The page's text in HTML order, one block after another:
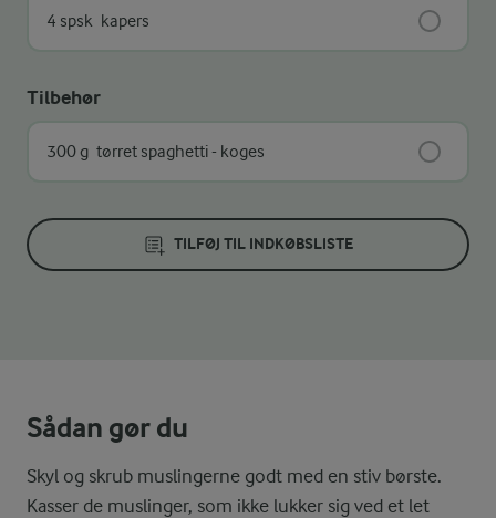
4 spsk kapers
Tilbehør
300 g tørret spaghetti - koges
TILFØJ TIL INDKØBSLISTE
Sådan gør du
Skyl og skrub muslingerne godt med en stiv børste.
Kasser de muslinger, som ikke lukker sig ved et let